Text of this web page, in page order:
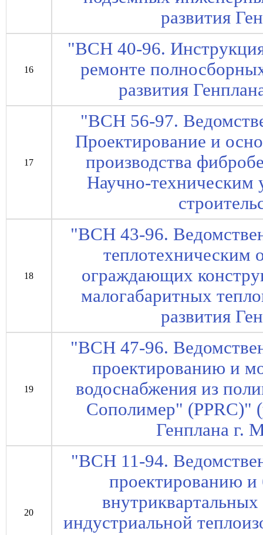
развития
16
"ВСН 40-96.
ремонте
развития
17
"ВСН 56-97.
Проектирование и
производства
Научно-техническим
18
"ВСН 43-96.
теплотехническим
ограждающих
малогабаритных
развития
19
"ВСН 47-96.
проектированию и
водоснабжения из
Сополимер" (PPRC)"
Генплана г.
20
"ВСН 11-94.
проектированию и
индустриальной